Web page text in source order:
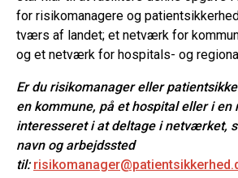
for risikomanagere og
tværs af landet; et netværk for
og et netværk for hospitals- og
Er du risikomanager eller
en kommune, på et hospital eller i en
interesseret i at deltage i netværket,
navn og arbejdssted
til: